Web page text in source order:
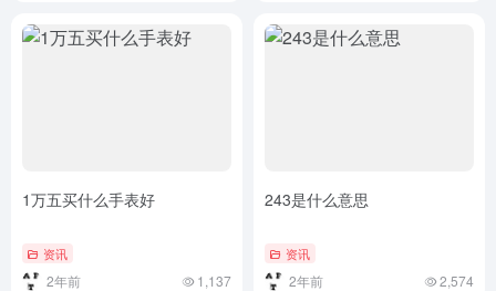
1万五买什么手表好
资讯
2年前 1,137
243是什么意思
资讯
2年前 2,574